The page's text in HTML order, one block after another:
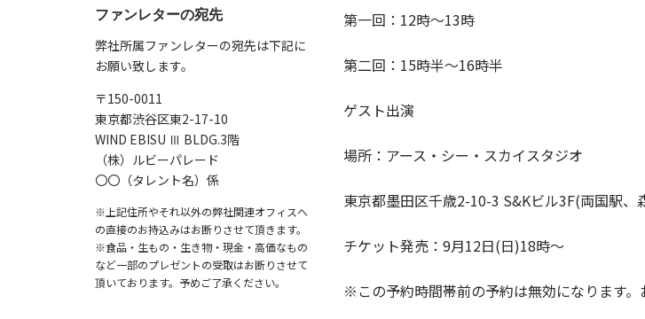
第一回：12時〜13時
第二回：15時半〜16時半
ゲスト出演
場所：アース・シー・スカイスタジオ
東京都墨田区千歳2-10-3 S&Kビル3F(両国駅、
チケット発売：9月12日(日)18時〜
※この予約時間帯前の予約は無効になります。
ファンレターの宛先
弊社所属ファンレターの宛先は下記に
お願い致します。
〒150-0011
東京都渋谷区東2-17-10
WIND EBISU Ⅲ BLDG.3階
（株）ルビーパレード
〇〇（タレント名）係
※上記住所やそれ以外の弊社関連オフィスへ
の直接のお持込みはお断りさせて頂きます。
※食品・生もの・生き物・現金・高価なもの
など一部のプレゼントの受取はお断りさせて
頂いております。予めご了承ください。